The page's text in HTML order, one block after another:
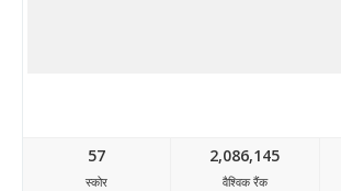
57
स्कोर
2,086,145
वैश्विक रैंक